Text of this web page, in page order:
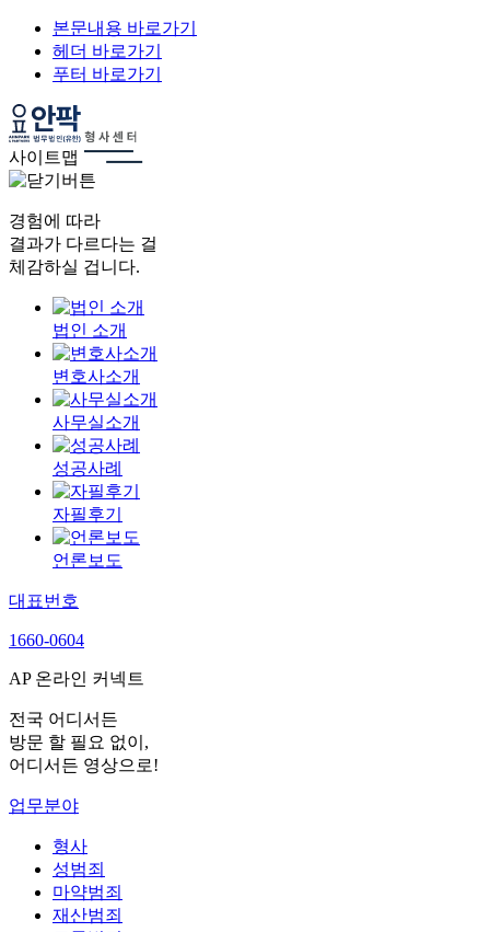
본문내용 바로가기
헤더 바로가기
푸터 바로가기
사이트맵
경험에 따라
결과가 다르다는 걸
체감하실 겁니다.
법인 소개
변호사소개
사무실소개
성공사례
자필후기
언론보도
대표번호
1660-0604
AP 온라인 커넥트
전국 어디서든
방문 할 필요 없이,
어디서든 영상으로!
업무분야
형사
성범죄
마약범죄
재산범죄